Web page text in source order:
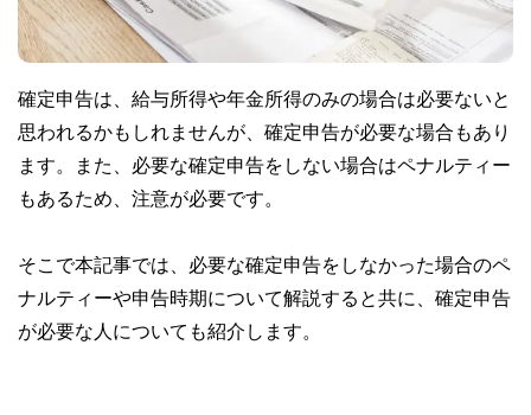
確定申告は、給与所得や年金所得のみの場合は必要ないと
思われるかもしれませんが、確定申告が必要な場合もあり
ます。また、必要な確定申告をしない場合はペナルティー
もあるため、注意が必要です。
そこで本記事では、必要な確定申告をしなかった場合のペ
ナルティーや申告時期について解説すると共に、確定申告
が必要な人についても紹介します。